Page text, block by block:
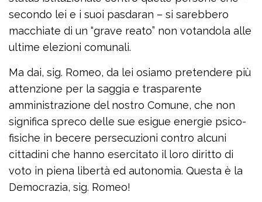
secondo lei e i suoi pasdaran – si sarebbero
macchiate di un “grave reato” non votandola alle
ultime elezioni comunali.
Ma dai, sig. Romeo, da lei osiamo pretendere più
attenzione per la saggia e trasparente
amministrazione del nostro Comune, che non
significa spreco delle sue esigue energie psico-
fisiche in becere persecuzioni contro alcuni
cittadini che hanno esercitato il loro diritto di
voto in piena libertà ed autonomia. Questa è la
Democrazia, sig. Romeo!